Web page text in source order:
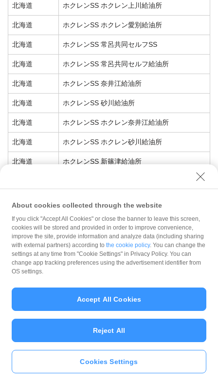
北海道 ホクレンSS ホクレン上川給油所
北海道 ホクレンSS ホクレン愛別給油所
北海道 ホクレンSS 常呂共同セルフSS
北海道 ホクレンSS 常呂共同セルフ給油所
北海道 ホクレンSS 奈井江給油所
北海道 ホクレンSS 砂川給油所
北海道 ホクレンSS ホクレン奈井江給油所
北海道 ホクレンSS ホクレン砂川給油所
北海道 ホクレンSS 新篠津給油所
北海道 ホクレンSS 屈足給油所
北海道 ホクレンSS 札弦給油所
北海道 ホクレンSS 清里給油所
ホクレンSS 清里給油所
北海道 ホクレンSS 花畔給油所
ホクレンSS 八幡給油所
北海道 ホクレンSS 八幡給油所
PayPayアプリをダウンロ
ード＞＞
About cookies collected through the website
If you click "Accept All Cookies" or close the banner to leave this screen,
cookies will be stored and provided in order to improve convenience,
improve the site, provide information and analyze data (including sharing
with external partners) according to the cookie policy. You can change the
settings at any time from "Cookie Settings" in Privacy Policy. You can
change app tracking preferences using the advertisement identifier from
OS settings.
Cookies Settings
Reject All
Accept All Cookies